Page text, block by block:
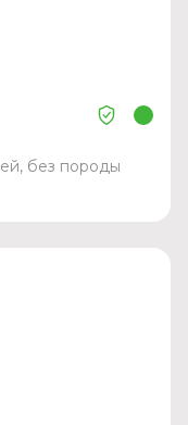
без породы